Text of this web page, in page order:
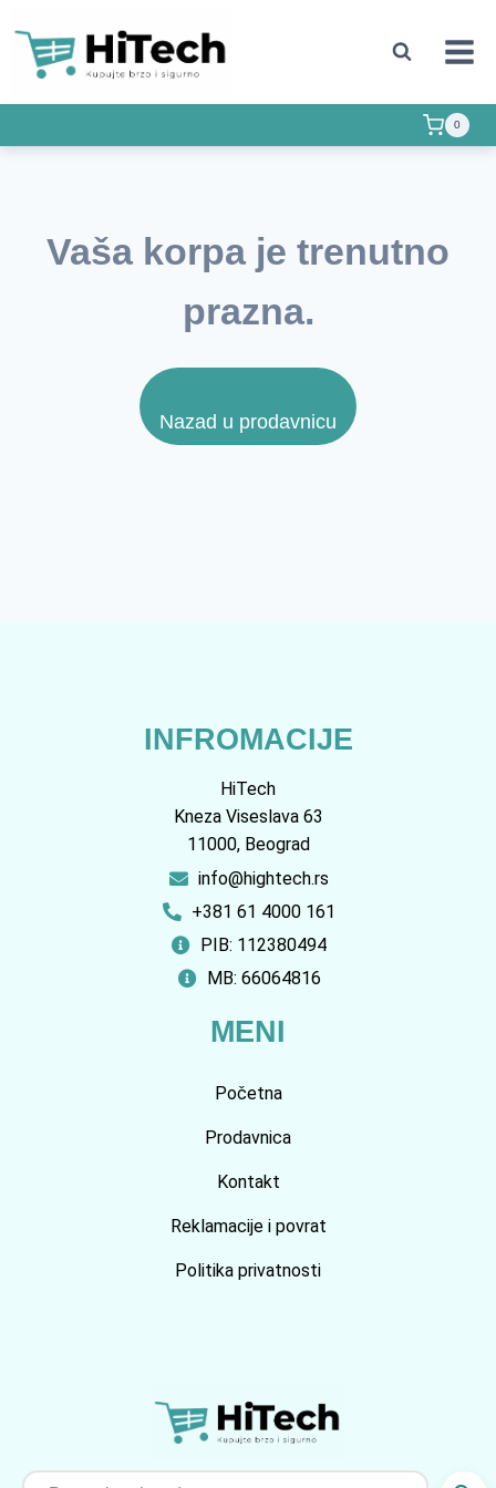
0
Vaša korpa je trenutno
prazna.
Nazad u prodavnicu
INFROMACIJE
HiTech
Kneza Viseslava 63
11000, Beograd
info@hightech.rs
+381 61 4000 161
PIB: 112380494
MB: 66064816
MENI
Početna
Prodavnica
Kontakt
Reklamacije i povrat
Politika privatnosti